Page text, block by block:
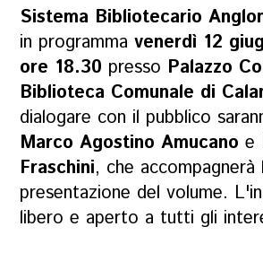
Sistema Bibliotecario
in programmavenerdì 12
ore 18.30 presso Palazzo
Biblioteca Comunale di
dialogare con il pubblico
Marco Agostino Amucano e
Fraschini, che accompagnerà
presentazione del volume.
libero e aperto a tutti gli